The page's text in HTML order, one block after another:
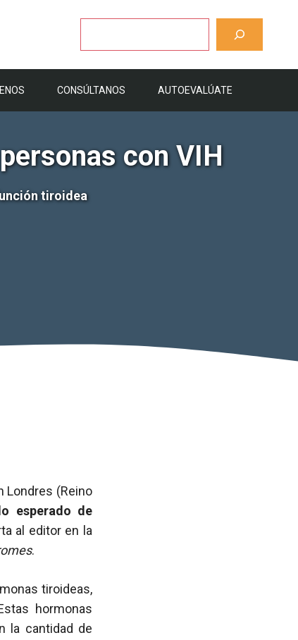
CONSÚLTANOS AUTOEVALÚATE
con VIH
tiroidea
Londres (Reino
esperado de
al editor en la
.
tiroideas,
hormonas
la cantidad de